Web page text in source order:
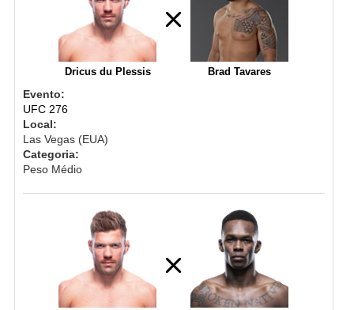
Dricus du Plessis Brad Tavares
Evento:
UFC 276
Local:
Las Vegas (EUA)
Categoria:
Peso Médio